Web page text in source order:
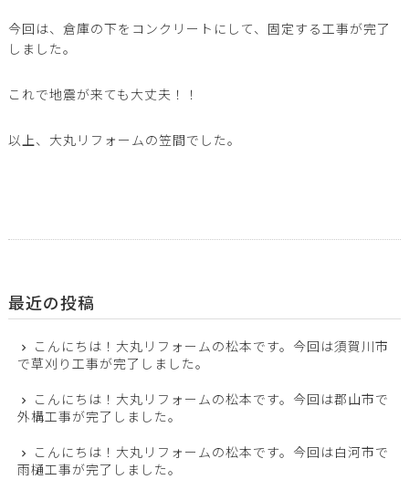
今回は、倉庫の下をコンクリートにして、固定する工事が完了
しました。
これで地震が来ても大丈夫！！
以上、大丸リフォームの笠間でした。
最近の投稿
こんにちは！大丸リフォームの松本です。今回は須賀川市
で草刈り工事が完了しました。
こんにちは！大丸リフォームの松本です。今回は郡山市で
外構工事が完了しました。
こんにちは！大丸リフォームの松本です。今回は白河市で
雨樋工事が完了しました。